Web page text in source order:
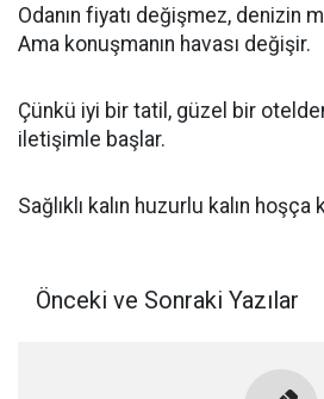
Odanın fiyatı değişmez, denizin
Ama konuşmanın havası değişir.
Çünkü iyi bir tatil, güzel bir
iletişimle başlar.
Sağlıklı kalın huzurlu kalın hoşça
Önceki ve Sonraki Yazılar